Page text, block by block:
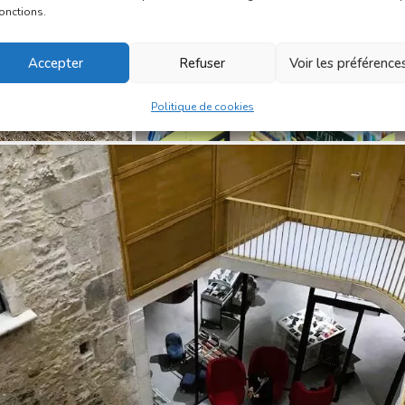
Accepter Refuser Voir les
Politique de cookies